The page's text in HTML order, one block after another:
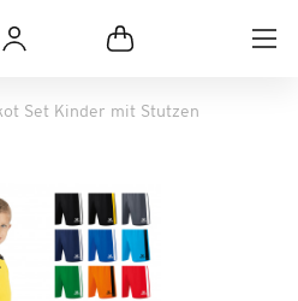
Set Kinder mit Stutzen